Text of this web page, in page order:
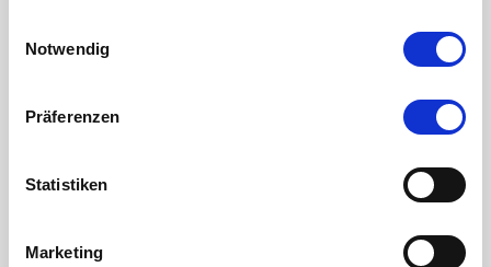
Notwendig
Präferenzen
Statistiken
Marketing